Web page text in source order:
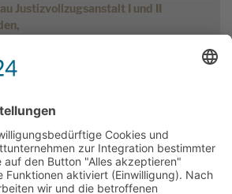
Justizvollzugsanstalt I und II
Ideenwettbewerb
der Stadt Castrop-Rauxel,
Oberste Vöhde,